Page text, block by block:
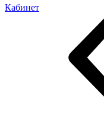
Кабинет